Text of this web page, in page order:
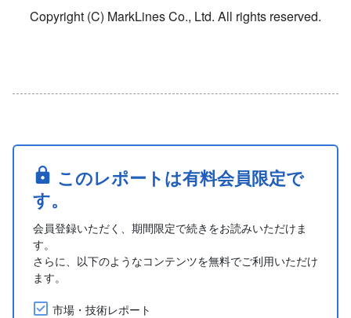
Copyright (C) MarkLines Co., Ltd. All rights reserved.
このレポートは有料会員限定で
す。
会員登録いただく、期間限定で続きをお読みいただけま
す。
さらに、以下のようなコンテンツを無料でご利用いただけ
ます。
市場・技術レポート